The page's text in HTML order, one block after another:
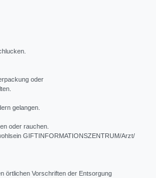
oder
gelangen.
oder rauchen.
GIFTINFORMATIONSZENTRUM/Arzt/
örtlichen Vorschriften der Entsorgung